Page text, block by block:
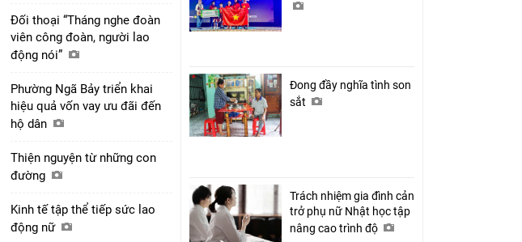
Đối thoại “Tháng nghe đoàn
viên công đoàn, người lao
động nói”
Phường Ngã Bảy triển khai
hiệu quả vốn vay ưu đãi đến
hộ dân
Thiện nguyện từ những con
đường
Kinh tế tập thể tiếp sức lao
động nữ
Đong đầy nghĩa tình son
sắt
Trách nhiệm gia đình cản
trở phụ nữ Nhật học tập
nâng cao trình độ